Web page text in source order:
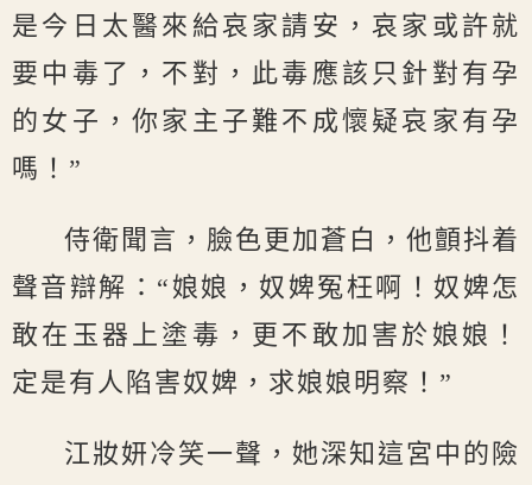
是今日太醫來給哀家請安，哀家或許就
要中毒了，不對，此毒應該只針對有孕
的女子，你家主子難不成懷疑哀家有孕
嗎！”
侍衛聞言，臉色更加蒼白，他顫抖着
聲音辯解：“娘娘，奴婢冤枉啊！奴婢怎
敢在玉器上塗毒，更不敢加害於娘娘！
定是有人陷害奴婢，求娘娘明察！”
江妝妍冷笑一聲，她深知這宮中的險